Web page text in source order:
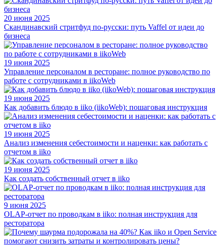
20 июня 2025
Скандинавский стритфуд по-русски: путь Vaffel от идеи до
бизнеса
19 июня 2025
Управление персоналом в ресторане: полное руководство по
работе с сотрудниками в iikoWeb
19 июня 2025
Как добавить блюдо в iiko (iikoWeb): пошаговая инструкция
19 июня 2025
Анализ изменения себестоимости и наценки: как работать с
отчетом в iiko
19 июня 2025
Как создать собственный отчет в iiko
9 июня 2025
OLAP-отчет по проводкам в iiko: полная инструкция для
ресторатора